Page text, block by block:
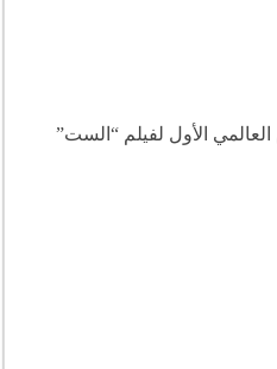
الأول لفيلم “الست”